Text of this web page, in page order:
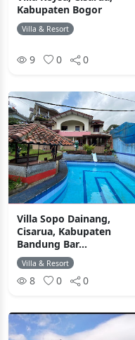
Kabupaten Bogor
Villa & Resort
9 0 0
Villa Sopo Dainang,
Cisarua, Kabupaten
Bandung Bar...
Villa & Resort
8 0 0